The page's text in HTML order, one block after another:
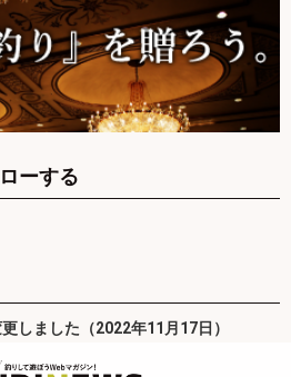
ーする
しました（2022年11月17日）